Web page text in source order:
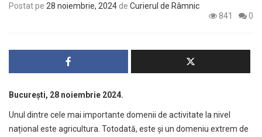
Postat pe 28 noiembrie, 2024 de Curierul de Râmnic
841
0
București, 28 noiembrie 2024.
Unul dintre cele mai importante domenii de activitate la nivel
național este agricultura. Totodată, este și un domeniu extrem de